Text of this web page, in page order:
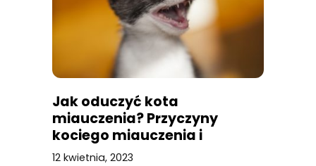
Jak oduczyć kota
miauczenia? Przyczyny
kociego miauczenia i
sposoby na nie
12 kwietnia, 2023